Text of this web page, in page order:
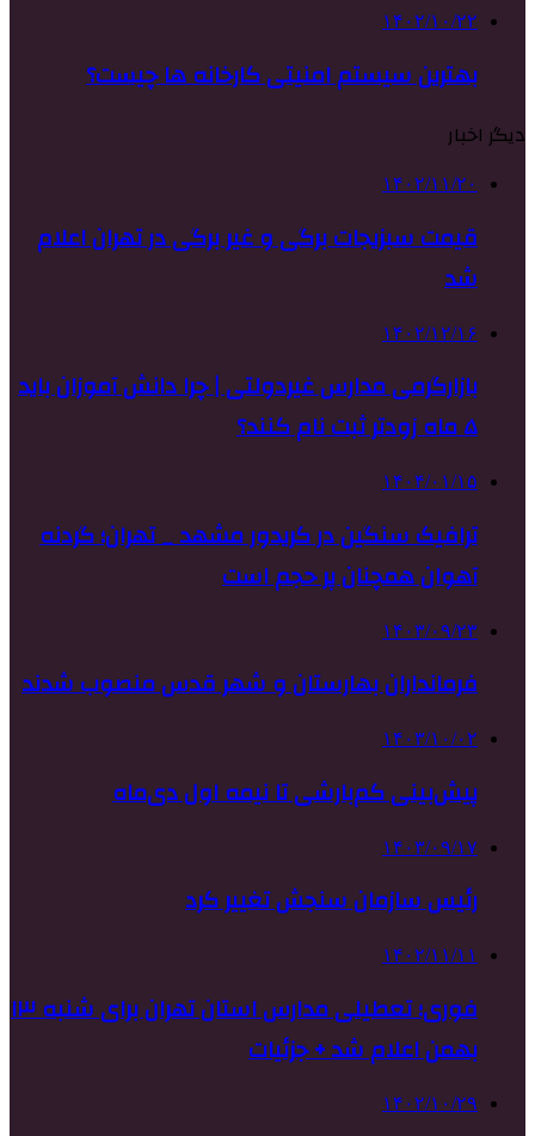
۱۴۰۲/۱۰/۲۲
بهترین سیستم امنیتی کارخانه ها چیست؟
دیگر اخبار
۱۴۰۲/۱۱/۲۰
قیمت سبزیجات برگی و غیر برگی در تهران اعلام
شد
۱۴۰۲/۱۲/۱۶
بازارگرمی مدارس غیردولتی | چرا دانش آموزان باید
۵ ماه زودتر ثبت نام کنند؟
۱۴۰۴/۰۱/۱۵
ترافیک سنگین در کریدور مشهد _ تهران؛ گردنه
آهوان همچنان پر حجم است
۱۴۰۳/۰۹/۲۳
فرمانداران بهارستان و شهر قدس منصوب شدند
۱۴۰۳/۱۰/۰۲
پیش‌بینی کم‌بارشی تا نیمه اول دی‌ماه
۱۴۰۳/۰۹/۱۷
رئیس سازمان سنجش تغییر کرد
۱۴۰۲/۱۱/۱۱
فوری؛ تعطیلی مدارس استان تهران برای شنبه ۱۳
بهمن اعلام شد + جزئیات
۱۴۰۲/۱۰/۲۹